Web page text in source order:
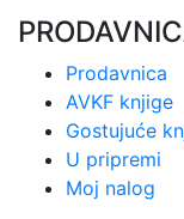
Prodavnica
AVKF knjige
Gostujuće
U pripremi
Moj nalog